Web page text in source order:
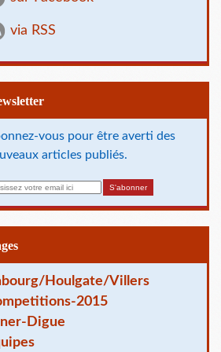
via RSS
vous pour être averti des
articles publiés.
Houlgate/Villers
2015
Digue